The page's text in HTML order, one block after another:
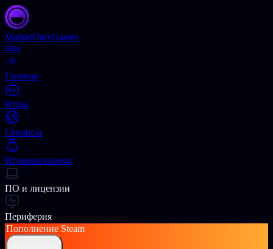
MarketOnlyGames
beta
Главная
Игры
Сервисы
Игровая валюта
ПО и лицензии
Периферия
Пополнение Steam